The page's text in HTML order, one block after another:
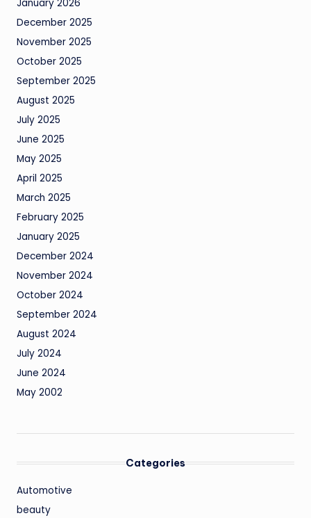
January 2026
December 2025
November 2025
October 2025
September 2025
August 2025
July 2025
June 2025
May 2025
April 2025
March 2025
February 2025
January 2025
December 2024
November 2024
October 2024
September 2024
August 2024
July 2024
June 2024
May 2002
Categories
Automotive
beauty